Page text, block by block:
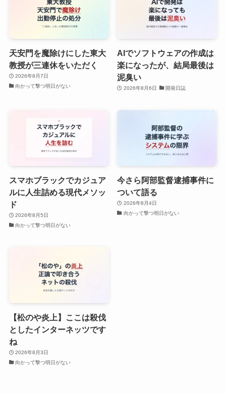
天安門を魔除けにした東大
教授が三連休をいただく
2026年8月7日
向かって撃つ明日がない
AIでソフトウェアの作成は
楽になったが、結局最後は
泥臭い
2026年8月6日 開発日誌
スマホブラックでカジュア
ルに人生詰める現代メソッ
ド
2026年8月5日
向かって撃つ明日がない
今さら阿部監督逮捕事件に
ついて語る
2026年8月4日
向かって撃つ明日がない
【松のや炎上】ここは殺伐
としたインターネッツです
ね
2026年8月3日
向かって撃つ明日がない